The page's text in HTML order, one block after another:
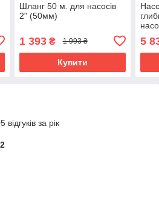
Шланг 50 м. для насосів
2" (50мм)
1 393₴ 1 993 ₴
Купити
5
за рік